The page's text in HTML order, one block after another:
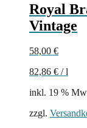
Royal
Vintage
58,00 €
82,86 € /l
inkl. 19 %
zzgl.